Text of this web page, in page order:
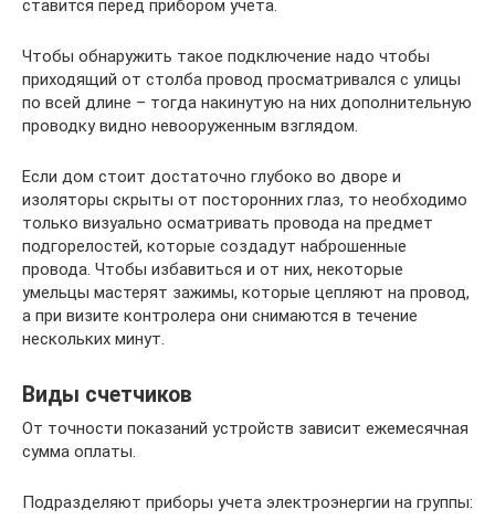
ставится перед прибором учета.
Чтобы обнаружить такое подключение надо чтобы
приходящий от столба провод просматривался с улицы
по всей длине – тогда накинутую на них дополнительную
проводку видно невооруженным взглядом.
Если дом стоит достаточно глубоко во дворе и
изоляторы скрыты от посторонних глаз, то необходимо
только визуально осматривать провода на предмет
подгорелостей, которые создадут наброшенные
провода. Чтобы избавиться и от них, некоторые
умельцы мастерят зажимы, которые цепляют на провод,
а при визите контролера они снимаются в течение
нескольких минут.
Виды счетчиков
От точности показаний устройств зависит ежемесячная
сумма оплаты.
Подразделяют приборы учета электроэнергии на группы: